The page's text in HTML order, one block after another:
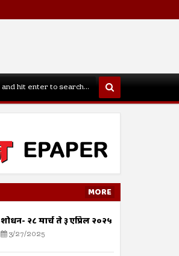
MORE
शोधन- २८ मार्च ते ३ एप्रिल २०२५
3/27/2025